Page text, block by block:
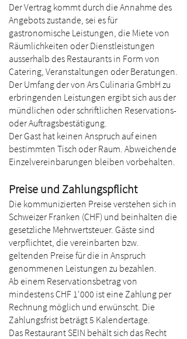
Der Vertrag kommt durch die Annahme des
Angebots zustande, sei es für
gastronomische Leistungen, die Miete von
Räumlichkeiten oder Dienstleistungen
ausserhalb des Restaurants in Form von
Catering, Veranstaltungen oder Beratungen.
Der Umfang der von Ars Culinaria GmbH zu
erbringenden Leistungen ergibt sich aus der
mündlichen oder schriftlichen Reservations-
oder Auftragsbestätigung.
Der Gast hat keinen Anspruch auf einen
bestimmten Tisch oder Raum. Abweichende
Einzelvereinbarungen bleiben vorbehalten.
Preise und Zahlungspflicht
Die kommunizierten Preise verstehen sich in
Schweizer Franken (CHF) und beinhalten die
gesetzliche Mehrwertsteuer. Gäste sind
verpflichtet, die vereinbarten bzw.
geltenden Preise für die in Anspruch
genommenen Leistungen zu bezahlen.
Ab einem Reservationsbetrag von
mindestens CHF 1'000 ist eine Zahlung per
Rechnung möglich und erwünscht. Die
Zahlungsfrist beträgt 5 Kalendertage.
Das Restaurant SEIN behält sich das Recht